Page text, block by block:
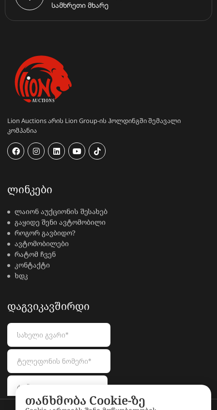
სამხრეთი მხარე
Lion Auctions არის Lion Group-ის ჰოლდინგში შემავალი
კომპანია
ᲚᲘᲜᲙᲔᲑᲘ
ლაიონ აუქციონის შესახებ
გაყიდე შენი ავტომობილი
როგორ გავბიდო?
ავტომობილები
რატომ ჩვენ
კონტაქტი
ხდკ
ᲓᲐᲒᲕᲘᲙᲐᲕᲨᲘᲠᲓᲘ
თანხმობა Cookie-ზე